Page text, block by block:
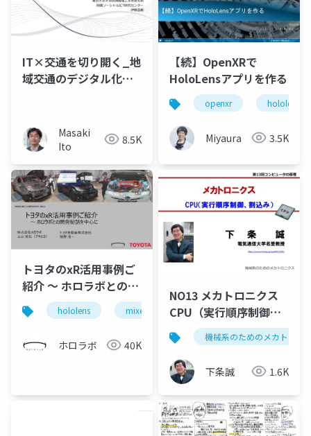
IT×交通を切り開く_地
域交通のデジタル化か
Masaki
Ito
8.5K
【続】OpenXRで
HoloLensアプリを作る
openxr hololens
Miyaura 3.5K
トヨタのxR活用事例ご
紹介 ～ ホロラボとの開
発秘話を中心に (ホロラ
ボカンファレンス 2022
トヨタ自動車株式会社
栢野様 発表スライド)
hololens mixed reality holoconf22
ホロラボ 40K
NO13 メカトロニクス
CPU（実行順序制御、
割込み）機械系のためのメカトロニ
下条誠 1.6K